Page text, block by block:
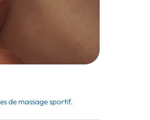
de massage sportif.